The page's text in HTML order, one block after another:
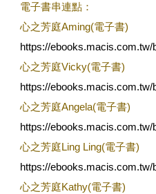
電子書串連點：
心之芳庭Aming(電子書)
https://
心之芳庭Vicky(電子書)
https://ebooks.macis.com.tw/
心之芳庭Angela(電子書)
https://ebooks.macis.com.tw/
心之芳庭Ling Ling(電子書)
https://ebooks.macis.com.tw/
心之芳庭Kathy(電子書)